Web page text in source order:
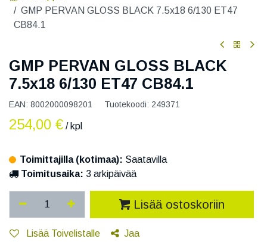
GMP PERVAN GLOSS BLACK 7.5x18 6/130 ET47
CB84.1
GMP PERVAN GLOSS BLACK
7.5x18 6/130 ET47 CB84.1
EAN: 8002000098201 Tuotekoodi: 249371
254,00 € / kpl
Toimittajilla (kotimaa): Saatavilla
Toimitusaika: 3 arkipäivää
Lisää ostoskoriin
Lisää Toivelistalle Jaa